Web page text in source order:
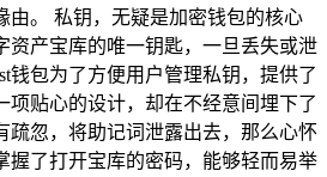
由。 私钥，无疑是加密钱包的核心
资产宝库的唯一钥匙，一旦丢失或泄
钱包为了方便用户管理私钥，提供了
项贴心的设计，却在不经意间埋下了
疏忽，将助记词泄露出去，那么心怀
握了打开宝库的密码，能够轻而易举